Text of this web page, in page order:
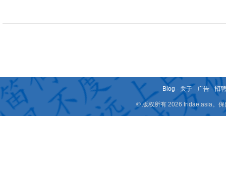
Blog - 关于 - 广告 -招
© 版权所有 2026 fridae.asia。